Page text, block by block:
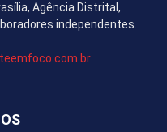
Agência Distrital,
independentes.